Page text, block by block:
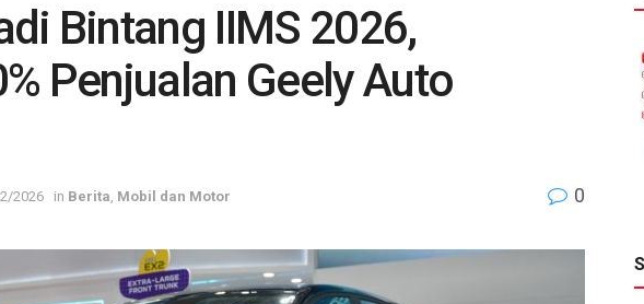
Bintang IIMS 2026,
Penjualan Geely Auto
2026 in Berita Mobil dan Motor 0